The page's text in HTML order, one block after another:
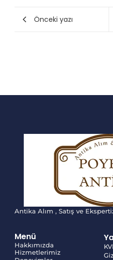
Önceki yazı
Antika Alım , Satış ve
Menü
Hakkımızda
Hizmetlerimiz